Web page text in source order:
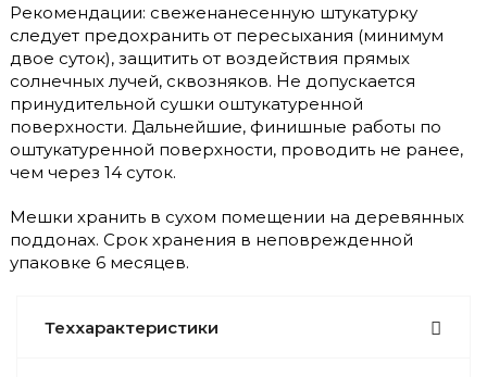
Рекомендации: свеженанесенную штукатурку
следует предохранить от пересыхания (минимум
двое суток), защитить от воздействия прямых
солнечных лучей, сквозняков. Не допускается
принудительной сушки оштукатуренной
поверхности. Дальнейшие, финишные работы по
оштукатуренной поверхности, проводить не ранее,
чем через 14 суток.
Мешки хранить в сухом помещении на деревянных
поддонах. Срок хранения в неповрежденной
упаковке 6 месяцев.
Теххарактеристики